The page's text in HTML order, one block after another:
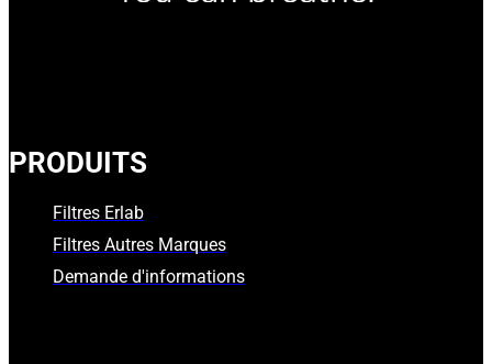
PRODUITS
Filtres Erlab
Filtres Autres Marques
Demande d'informations